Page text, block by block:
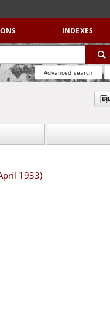
INDEXES
Advanced search
1933)